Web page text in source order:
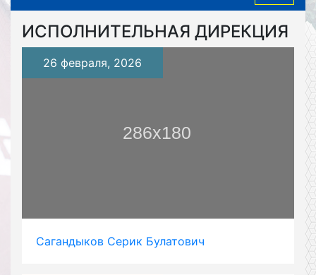
ИСПОЛНИТЕЛЬНАЯ ДИРЕКЦИЯ
Сагандыков Серик Булатович
26 февраля, 2026